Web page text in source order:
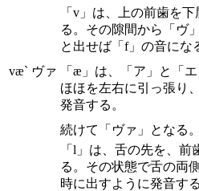
væ` ヴァ
「v」は、上の前歯を
る。その隙間から「ヴ
と出せば「f」の音にな
「æ」は、「ア」と「
ほほを左右に引っ張り
発音する。
続けて「ヴァ」となる。
「l」は、舌の先を、
る。その状態で舌の両
時に出すように発音する